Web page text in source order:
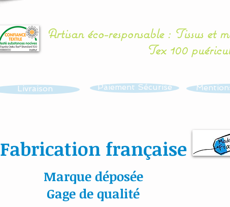
Artisan éco-responsable : Tissus et
Tex 100
Livraison Paiement Sécurisé
Fabrication française
Marque déposée
Gage de qualité